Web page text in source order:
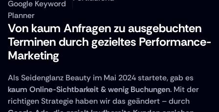
Google Keyword
Planner
Von kaum Anfragen zu ausgebuchten
Terminen durch gezieltes Performance-
Marketing
kaum Online-Sichtbarkeit & wenig Buchungen. Mit der